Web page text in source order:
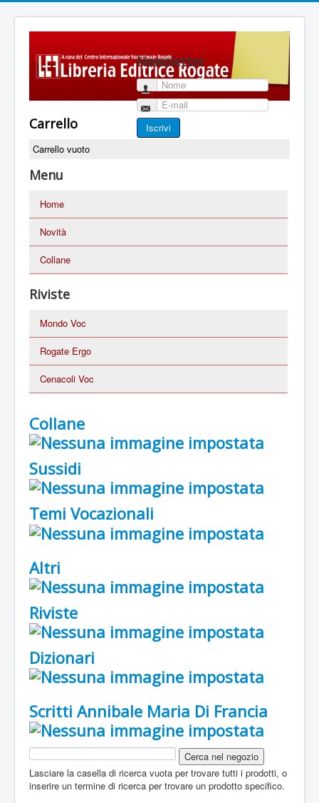
Newsletter
Nome
E-mail
Iscrivi
Carrello
Carrello vuoto
Menu
Home
Novità
Collane
Riviste
Mondo Voc
Rogate Ergo
Cenacoli Voc
Collane
Sussidi
Temi Vocazionali
Altri
Riviste
Dizionari
Scritti Annibale Maria Di Francia
Lasciare la casella di ricerca vuota per trovare tutti i prodotti, o
inserire un termine di ricerca per trovare un prodotto specifico.